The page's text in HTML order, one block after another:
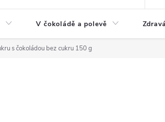
V čokoládě a polevě
s čokoládou bez cukru 150 g